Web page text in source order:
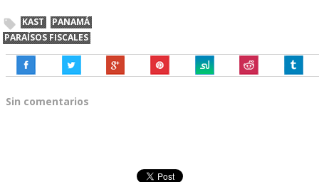
KAST
PANAMÁ
PARAÍSOS FISCALES
Sin comentarios